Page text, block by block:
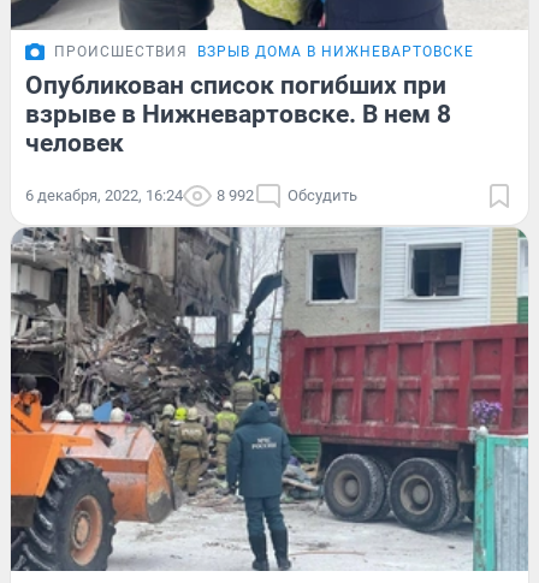
ПРОИСШЕСТВИЯ ВЗРЫВ ДОМА В НИЖНЕВАРТОВСКЕ
Опубликован список погибших при
взрыве в Нижневартовске. В нем 8
человек
6 декабря, 2022, 16:24 8 992 Обсудить